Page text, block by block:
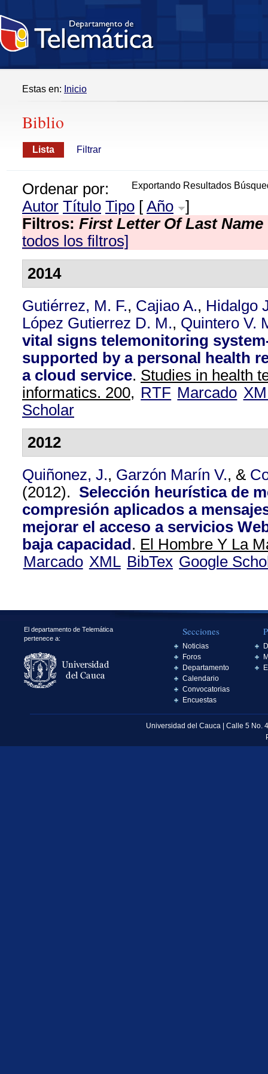
Estas en: Inicio
Biblio
Lista Filtrar
Exportando Resultados
Ordenar por:
Autor Título Tipo [ Año
]
Filtros: First Letter Of Last Name
todos los filtros]
2014
Gutiérrez, M. F., Cajiao A., Hidalgo
López Gutierrez D. M., Quintero V.
vital signs telemonitoring
supported by a personal health
a cloud service. Studies in health
informatics. 200, RTF Marcado
Scholar
2012
Quiñonez, J., Garzón Marín V., &
(2012). Selección heurística de
compresión aplicados a
mejorar el acceso a servicios
baja capacidad . El Hombre Y La
Marcado XML BibTex Google
El departamento de Telemática
pertenece a:
Secciones
Noticias
Foros
Departamento
Calendario
Convocatorias
Encuestas
Universidad del Cauca | Calle 5 No.